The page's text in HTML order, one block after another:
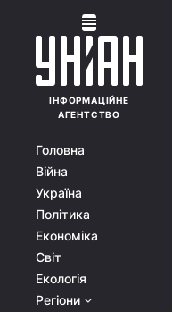
ІНФОРМАЦІЙНЕ
АГЕНТСТВО
Головна
Війна
Україна
Політика
Економіка
Світ
Екологія
Регіони